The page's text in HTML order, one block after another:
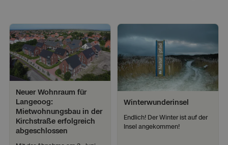
Neuer Wohnraum für
Langeoog:
Mietwohnungsbau in der
Kirchstraße erfolgreich
abgeschlossen
Winterwunderinsel
Endlich! Der Winter ist auf der
Insel angekommen!